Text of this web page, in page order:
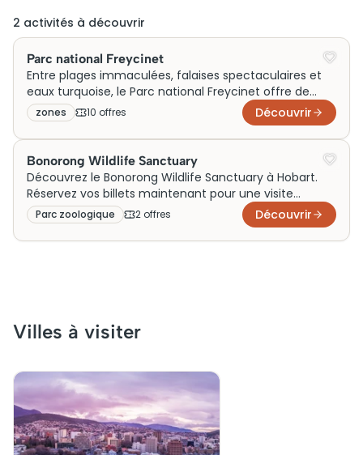
2 activités à découvrir
Parc national Freycinet
Entre plages immaculées, falaises spectaculaires et
eaux turquoise, le Parc national Freycinet offre de
superbes idées d’activités et de sorties en famille, en
couple ou le temps d’un week-end. Generation
Voyage vous guide parmi les meilleures visites et
expériences à vivre autour de ce joyau naturel pour
enrichir votre voyage en Australie.
zones 10 offres Découvrir
Bonorong Wildlife Sanctuary
Découvrez le Bonorong Wildlife Sanctuary à Hobart.
Réservez vos billets maintenant pour une visite
inoubliable! Prix et horaires disponibles.
Parc zoologique 2 offres Découvrir
Villes à visiter